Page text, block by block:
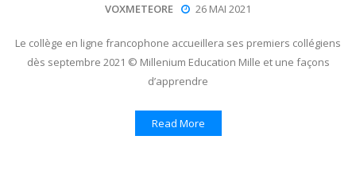
VOXMETEORE 26 MAI 2021
Le collège en ligne francophone accueillera ses premiers collégiens
dès septembre 2021 © Millenium Education Mille et une façons
d’apprendre
Read More